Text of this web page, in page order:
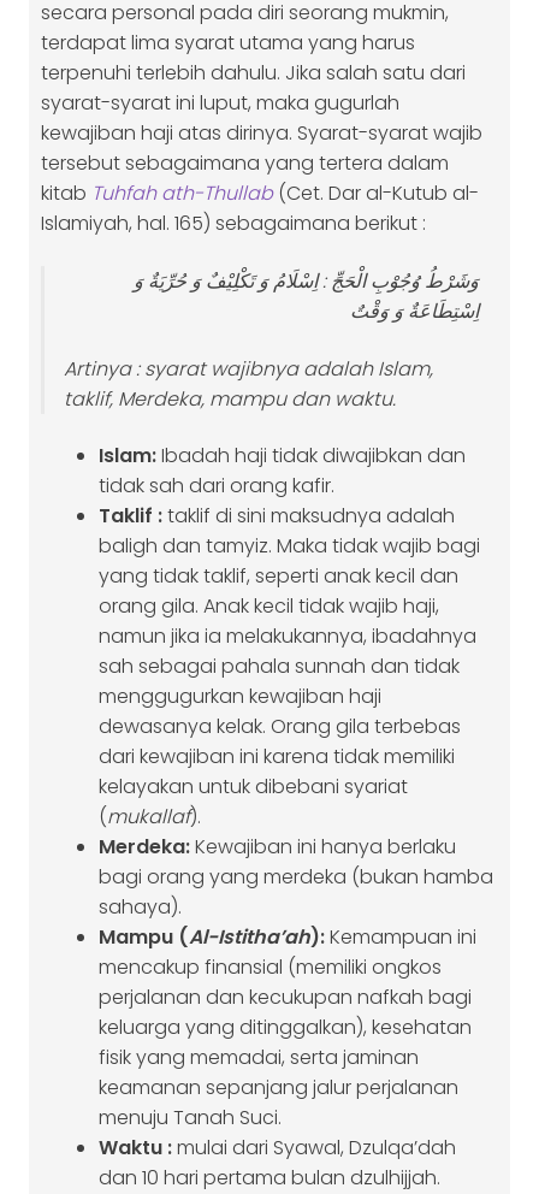
secara personal pada diri seorang mukmin,
terdapat lima syarat utama yang harus
terpenuhi terlebih dahulu. Jika salah satu dari
syarat-syarat ini luput, maka gugurlah
kewajiban haji atas dirinya. Syarat-syarat wajib
tersebut sebagaimana yang tertera dalam
kitab Tuhfah ath-Thullab (Cet. Dar al-Kutub al-
Islamiyah, hal. 165) sebagaimana berikut :
وَشَرْطُ وُجُوْبِ الْحَجِّ : اِسْلَامُ وَ تَكْلِيْفٌ وَ حُرِّيَةٌ وَ
اِسْتِطَاعَةٌ وَ وَقْتٌ
Artinya : syarat wajibnya adalah Islam,
taklif, Merdeka, mampu dan waktu.
Islam:Ibadah haji tidak diwajibkan dan
tidak sah dari orang kafir.
Taklif :taklif di sini maksudnya adalah
baligh dan tamyiz. Maka tidak wajib bagi
yang tidak taklif, seperti anak kecil dan
orang gila. Anak kecil tidak wajib haji,
namun jika ia melakukannya, ibadahnya
sah sebagai pahala sunnah dan tidak
menggugurkan kewajiban haji
dewasanya kelak. Orang gila terbebas
dari kewajiban ini karena tidak memiliki
kelayakan untuk dibebani syariat
(mukallaf).
Merdeka:Kewajiban ini hanya berlaku
bagi orang yang merdeka (bukan hamba
sahaya).
Mampu (Al-Istitha’ah):Kemampuan ini
mencakup finansial (memiliki ongkos
perjalanan dan kecukupan nafkah bagi
keluarga yang ditinggalkan), kesehatan
fisik yang memadai, serta jaminan
keamanan sepanjang jalur perjalanan
menuju Tanah Suci.
Waktu :mulai dari Syawal, Dzulqa’dah
dan 10 hari pertama bulan dzulhijjah.